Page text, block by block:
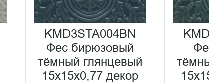
KMD3STA004BN
Фес бирюзовый
тёмный глянцевый
15x15x0,77 декор